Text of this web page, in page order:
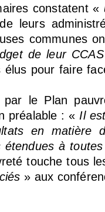
constatent «
leurs
communes
de leur CCAS
élus pour faire
le Plan
préalable : « Il
en matière
étendues à
touche tous
» aux